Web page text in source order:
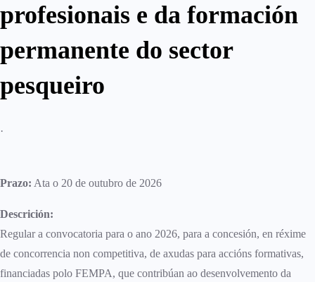
profesionais e da formación
permanente do sector
pesqueiro
·
Prazo: Ata o 20 de outubro de 2026
Descrición:
Regular a convocatoria para o ano 2026, para a concesión, en réxime
de concorrencia non competitiva, de axudas para accións formativas,
financiadas polo FEMPA, que contribúan ao desenvolvemento da